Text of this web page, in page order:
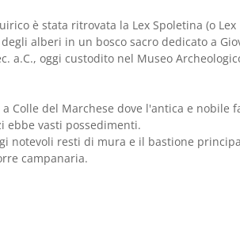
è stata ritrovata la Lex Spoletina (o Lex
alberi in un bosco sacro dedicato a
a.C., oggi custodito nel Museo
Colle del Marchese dove l'antica e nobile
ebbe vasti possedimenti.
notevoli resti di mura e il bastione
campanaria.